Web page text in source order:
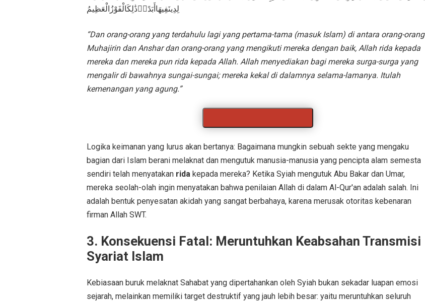
لِدِينَفِيهَاأَبَدًاۚذَٰلِكَالْفَوْزُالْعَظِيمُ
“Dan orang-orang yang terdahulu lagi yang pertama-tama (masuk Islam) di antara orang-orang
Muhajirin dan Anshardan orang-orang yang mengikuti mereka dengan baik, Allah rida kepada
mereka dan mereka pun rida kepada Allah. Allah menyediakan bagi mereka surga-surga yang
mengalir di bawahnya sungai-sungai; mereka kekal di dalamnya selama-lamanya. Itulah
kemenangan yang agung.”
Logika keimanan yang lurus akan bertanya: Bagaimana mungkin sebuah sekte yang mengaku
bagian dari Islam berani melaknat dan mengutuk manusia-manusia yang pencipta alam semesta
sendiri telah menyatakan rida kepada mereka? Ketika Syiah mengutuk Abu Bakar dan Umar,
mereka seolah-olah ingin menyatakan bahwa penilaian Allah di dalam Al-Qur'an adalah salah. Ini
adalah bentuk penyesatan akidah yang sangat berbahaya, karena merusak otoritas kebenaran
firman Allah SWT.
3. Konsekuensi Fatal: Meruntuhkan Keabsahan Transmisi
Syariat Islam
Kebiasaan buruk melaknat Sahabat yang dipertahankan oleh Syiah bukan sekadar luapan emosi
sejarah, melainkan memiliki target destruktif yang jauh lebih besar: yaitu meruntuhkan seluruh